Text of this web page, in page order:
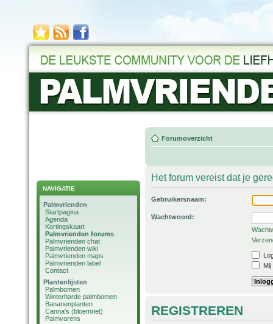
NAVIGATIE
Palmvrienden
Startpagina
Agenda
Kortingskaart
Palmvrienden forums
Palmvrienden chat
Palmvrienden wiki
Palmvrienden maps
Palmvrienden label
Contact
Plantenlijsten
Palmbomen
Winterharde palmbomen
Bananenplanten
Canna's (bloemriet)
Palmvarens
Forumoverzicht
Het forum vereist dat je
Gebruikersnaam:
Wachtwoord:
REGISTREREN